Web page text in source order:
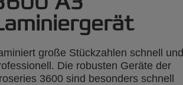
große Stückzahlen schnell und
Die robusten Geräte der
3600 sind besonders schnell